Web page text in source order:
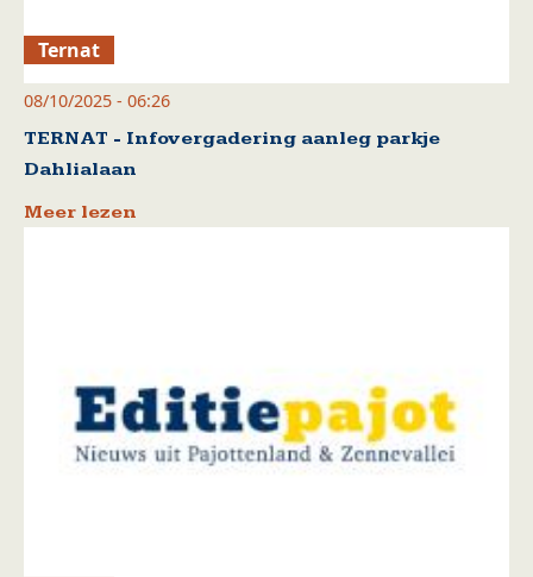
Ternat
08/10/2025 - 06:26
TERNAT - Infovergadering aanleg parkje
Dahlialaan
Meer lezen